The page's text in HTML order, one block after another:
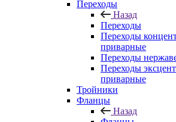
Переходы
Назад
Переходы
Переходы
приварные
Переходы
Переходы
приварные
Тройники
Фланцы
Назад